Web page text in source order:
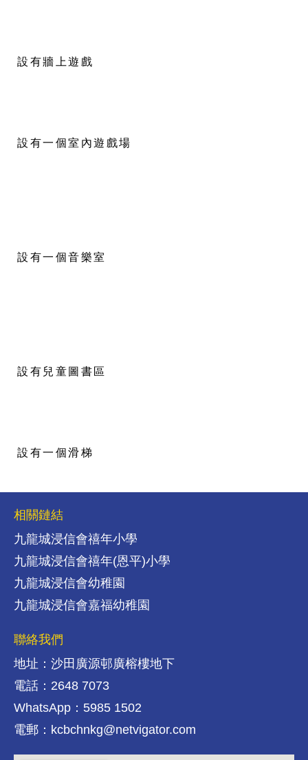
設有牆上遊戲
設有一個室內遊戲場
設有一個音樂室
設有兒童圖書區
設有一個滑梯
相關鏈結
九龍城浸信會禧年小學
九龍城浸信會禧年(恩平)小學
九龍城浸信會幼稚園
九龍城浸信會嘉福幼稚園
聯絡我們
地址：沙田廣源邨廣榕樓地下
電話：2648 7073
WhatsApp：5985 1502
電郵：kcbchnkg@netvigator.com